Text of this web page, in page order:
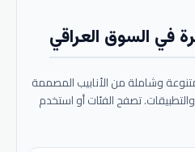
في السوق العراقي
وشاملة من الأنابيب المصممة
تصفح الفئات أو استخدم